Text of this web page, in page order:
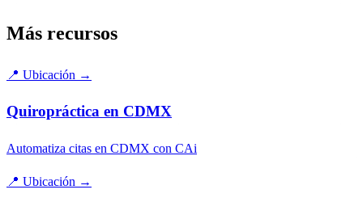
Más recursos
📍 Ubicación →
Quiropráctica en CDMX
Automatiza citas en CDMX con CAi
📍 Ubicación →